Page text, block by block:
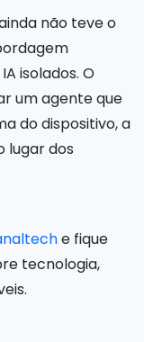
não teve o
isolados. O
um agente que
do dispositivo, a
lugar dos
e fique
tecnologia,